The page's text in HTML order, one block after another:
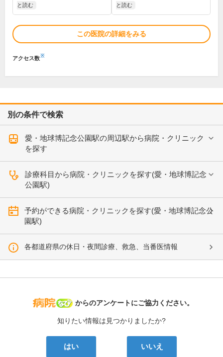
と読む
と読む
この医院の詳細をみる
アクセス数※
別の条件で検索
愛・地球博記念公園駅の周辺駅から病院・クリニック
を探す
診療科目から病院・クリニックを探す(愛・地球博記念
公園駅)
予約ができる病院・クリニックを探す(愛・地球博記念公
園駅)
各都道府県の休日・夜間診療、救急、当番医情報
病院なび
からのアンケートにご協力ください。
知りたい情報は見つかりましたか?
はい いいえ